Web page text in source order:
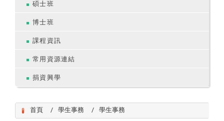
碩士班
博士班
課程資訊
常用資源連結
捐資興學
首頁 學生事務 學生事務